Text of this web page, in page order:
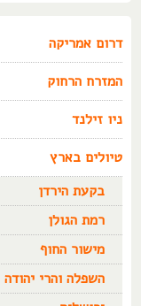
דרום אמריקה
המזרח הרחוק
ניו זילנד
טיולים בארץ
בקעת הירדן
רמת הגולן
מישור החוף
השפלה והרי יהודה